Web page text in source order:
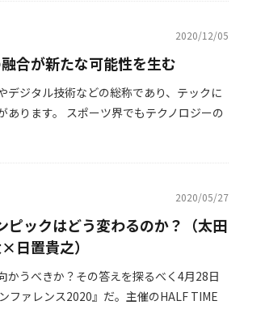
2020/12/05
合が新たな可能性を生む
デジタル技術などの総称であり、テックに
あります。 スポーツ界でもテクノロジーの
2020/05/27
ピックはどう変わるのか？（太田
置貴之）
かうべきか？その答えを探るべく4月28日
ファレンス2020』だ。主催のHALF TIME